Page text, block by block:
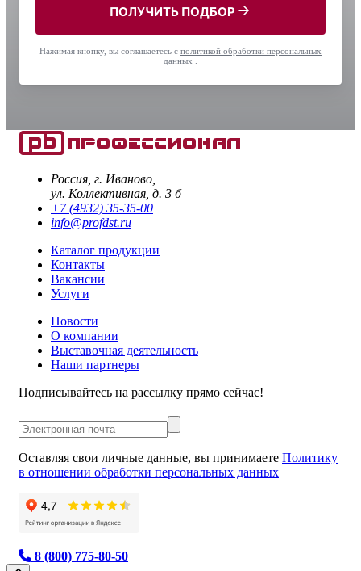
ПОЛУЧИТЬ ПОДБОР
Нажимая кнопку, вы соглашаетесь с политикой обработки персональных
данных
Россия, г. Иваново,
ул. Коллективная, д. 3 б
+7 (4932) 35-35-00
info@profdst.ru
Каталог продукции
Контакты
Вакансии
Услуги
Новости
О компании
Выставочная деятельность
Наши партнеры
Подписывайтесь на рассылку прямо сейчас!
Оставляя свои личные данные, вы принимаете Политику
в отношении обработки персональных данных
8 (800) 775-80-50